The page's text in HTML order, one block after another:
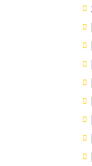
คอลลา
คอลลา
คอลลา